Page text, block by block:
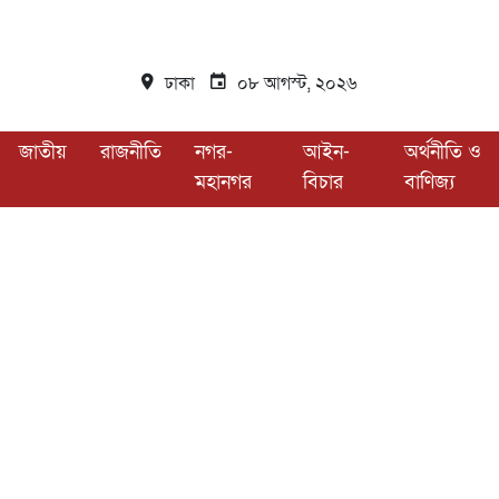
ঢাকা ০৮ আগস্ট, ২০২৬
জাতীয় রাজনীতি
নগর-
মহানগর
আইন-
বিচার
অর্থনীতি ও
বাণিজ্য